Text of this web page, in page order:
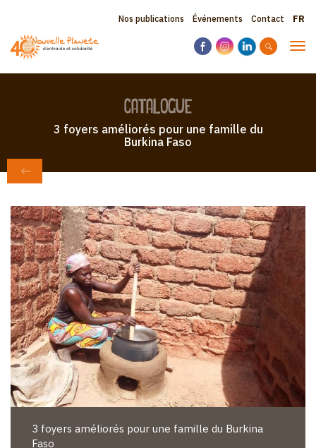
contenu
principal
Topbar
Nos publications Événements Contact
catalogue
3 foyers améliorés pour une famille du
Burkina Faso
3 foyers améliorés pour une famille du Burkina
Faso